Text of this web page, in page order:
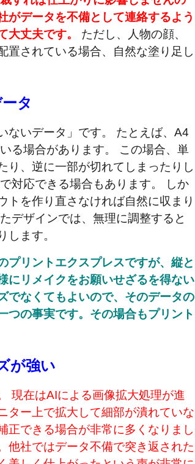
がデータを不備として連絡するよう
丈夫です。
ただし、人物の顔、
置されている場合、自然な塗り足し
タ
ないデータ」です。 たとえば、A4
る場合があります。 この場合、単
り、逆に一部が切れてしまったりし
対応できる場合もあります。 しか
トを作り直さなければ自然に収まり
デザインでは、無理に調整すると
ます。
プリントエクスプレスですが、縦と
にリメイクをお願いせざるを得ない
でなくてもよいので、そのデータの
つの事実です。その場合もプリント
が強い
現在はAIによる画像拡大処理が進
ター上で拡大して細部が潰れていな
正できる場合が非常に多くなりまし
他社ではデータ不備で突き返された